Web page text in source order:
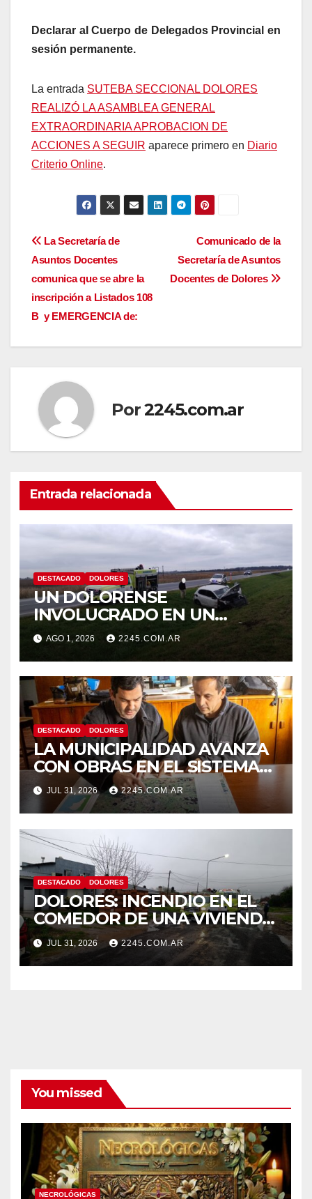
Declarar al Cuerpo de Delegados Provincial en
sesión permanente.
La entrada SUTEBA SECCIONAL DOLORES
REALIZÓ LA ASAMBLEA GENERAL
EXTRAORDINARIA APROBACION DE
ACCIONES A SEGUIR aparece primero en Diario
Criterio Online.
Navegación
de
entradas
Comunicado de la
Secretaría de Asuntos
Docentes de Dolores
La Secretaría de
Asuntos Docentes
comunica que se abre la
inscripción a Listados 108
B y EMERGENCIA de:
Por2245.com.ar
Entrada relacionada
DESTACADO DOLORES
UN DOLORENSE
INVOLUCRADO EN UN
SINIESTRO QUE TERMINÓ
CON DESPISTE Y VUELCO
AGO 1, 2026 2245.COM.AR
DESTACADO DOLORES
LA MUNICIPALIDAD AVANZA
CON OBRAS EN EL SISTEMA
HÍDRICO DE DOLORES
JUL 31, 2026 2245.COM.AR
DESTACADO DOLORES
DOLORES: INCENDIO EN EL
COMEDOR DE UNA VIVIENDA
FUE CONTROLADO POR
BOMBEROS
JUL 31, 2026 2245.COM.AR
You missed
NECROLÓGICAS